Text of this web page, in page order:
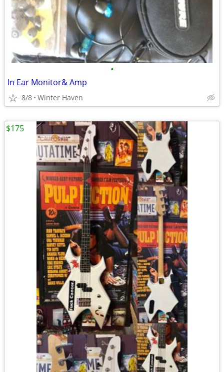
•
In Ear Monitor& Amp
8/8 Winter Haven
$175